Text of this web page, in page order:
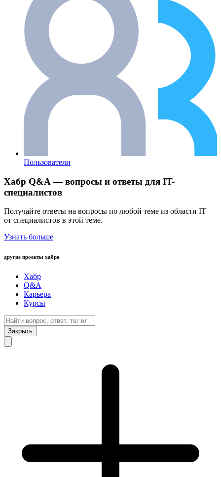
Пользователи
Хабр Q&A — вопросы и ответы для IT-
специалистов
Получайте ответы на вопросы по любой теме из области IT
от специалистов в этой теме.
Узнать больше
другие проекты хабра
Хабр
Q&A
Карьера
Курсы
Закрыть